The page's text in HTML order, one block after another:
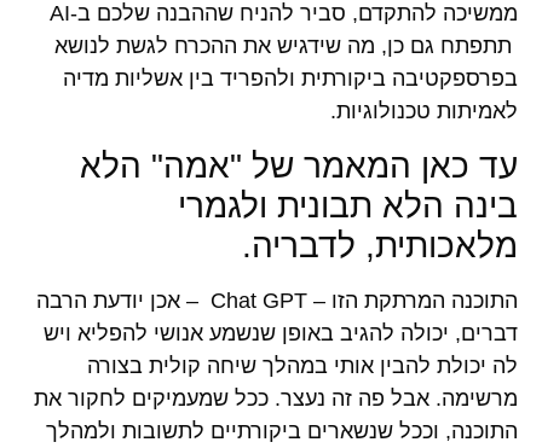
ממשיכה להתקדם, סביר להניח שההבנה שלכם ב-AI
תתפתח גם כן, מה שידגיש את ההכרח לגשת לנושא
בפרספקטיבה ביקורתית ולהפריד בין אשליות מדיה
לאמיתות טכנולוגיות.
עד כאן המאמר של "אמה" הלא
בינה הלא תבונית ולגמרי
מלאכותית, לדבריה.
התוכנה המרתקת הזו – Chat GPT – אכן יודעת הרבה
דברים, יכולה להגיב באופן שנשמע אנושי להפליא ויש
לה יכולת להבין אותי במהלך שיחה קולית בצורה
מרשימה. אבל פה זה נעצר. ככל שמעמיקים לחקור את
התוכנה, וככל שנשארים ביקורתיים לתשובות ולמהלך